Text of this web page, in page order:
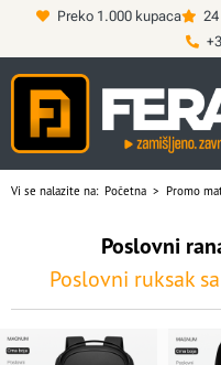
Preko 1.000 kupaca
Vi se nalazite na: Početna > Promo
Poslovni
Poslovni ruksak